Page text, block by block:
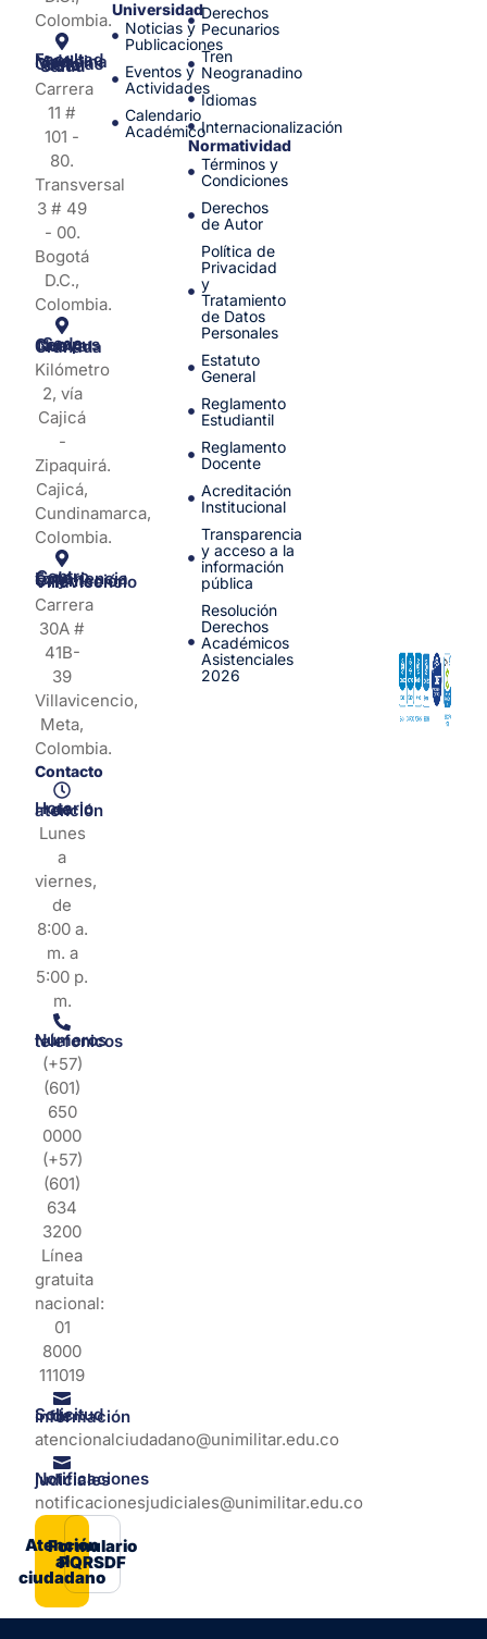
Colombia.
Facultad de Medicina y Ciencias de la Salud
Carrera
11 #
101 -
80.
Transversal
3 # 49
- 00.
Bogotá
D.C.,
Colombia.
Sede Campus Nueva Granada
Kilómetro
2, vía
Cajicá
-
Zipaquirá.
Cajicá,
Cundinamarca,
Colombia.
Centro de Experiencia y Orientación Villavicencio
Carrera
30A #
41B-
39
Villavicencio,
Meta,
Colombia.
Contacto
Horario de atención
Lunes
a
viernes,
de
8:00 a.
m. a
5:00 p.
m.
Números telefonicos
(+57)
(601)
650
0000
(+57)
(601)
634
3200
Línea
gratuita
nacional:
01
8000
111019
Solicitud de información
atencionalciudadano@unimilitar.edu.co
Notificaciones judiciales
notificacionesjudiciales@unimilitar.edu.co
Atención
al
ciudadano
Formulario
PQRSDF
Universidad
Noticias y
Publicaciones
Eventos y
Actividades
Calendario
Académico
Derechos
Pecunarios
Tren
Neogranadino
Idiomas
Internacionalización
Normatividad
Términos y
Condiciones
Derechos
de Autor
Política de
Privacidad
y
Tratamiento
de Datos
Personales
Estatuto
General
Reglamento
Estudiantil
Reglamento
Docente
Acreditación
Institucional
Transparencia
y acceso a la
información
pública
Resolución
Derechos
Académicos
Asistenciales
2026